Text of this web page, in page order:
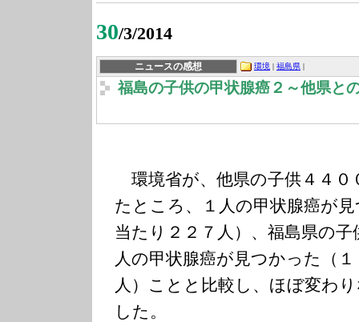
30/3/2014
ニュースの感想 環境 | 福島県 |
福島の子供の甲状腺癌２～他県と
環境省が、他県の子供４４０
たところ、１人の甲状腺癌が
当たり２２７人）、福島県の
人の甲状腺癌が見つかった（
人）ことと比較し、ほぼ変わ
した。